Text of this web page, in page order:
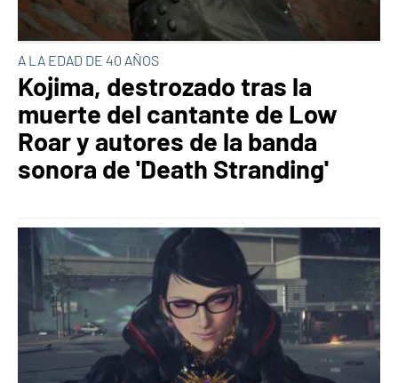
A LA EDAD DE 40 AÑOS
Kojima, destrozado tras la
muerte del cantante de Low
Roar y autores de la banda
sonora de 'Death Stranding'